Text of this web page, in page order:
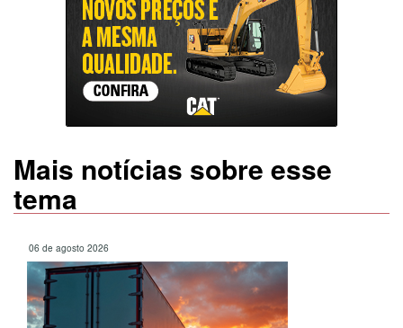
Mais notícias sobre esse
tema
06 de agosto 2026